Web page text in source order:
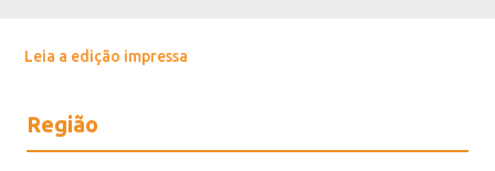
Leia a edição impressa
Região